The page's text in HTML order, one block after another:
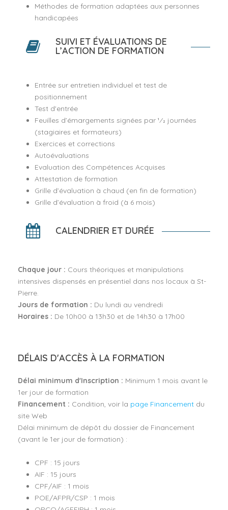
Méthodes de formation adaptées aux personnes
handicapées
SUIVI ET ÉVALUATIONS DE
L’ACTION DE FORMATION
Entrée sur entretien individuel et test de
positionnement
Test d'entrée
Feuilles d’émargements signées par 1⁄2 journées
(stagiaires et formateurs)
Exercices et corrections
Autoévaluations
Evaluation des Compétences Acquises
Attestation de formation
Grille d’évaluation à chaud (en fin de formation)
Grille d’évaluation à froid (à 6 mois)
CALENDRIER ET DURÉE
Chaque jour : Cours théoriques et manipulations
intensives dispensés en présentiel dans nos locaux à St-
Pierre.
Jours de formation : Du lundi au vendredi
Horaires : De 10h00 à 13h30 et de 14h30 à 17h00
DÉLAIS D'ACCÈS À LA FORMATION
Délai minimum d'Inscription : Minimum 1 mois avant le
1er jour de formation
Financement : Condition, voir la page Financement du
site Web
Délai minimum de dépôt du dossier de Financement
(avant le 1er jour de formation) :
CPF : 15 jours
AIF : 15 jours
CPF/AIF : 1 mois
POE/AFPR/CSP : 1 mois